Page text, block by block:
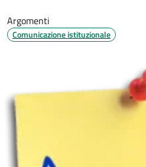
Argomenti
Comunicazione istituzionale